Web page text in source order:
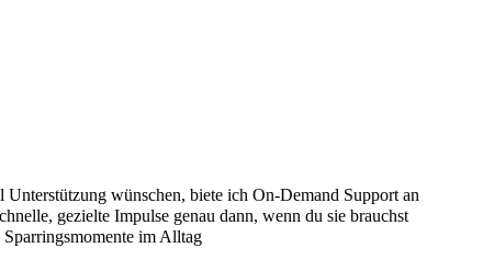
wünschen, biete ich On-Demand Support an
gezielte Impulse genau dann, wenn du sie brauchst
im Alltag